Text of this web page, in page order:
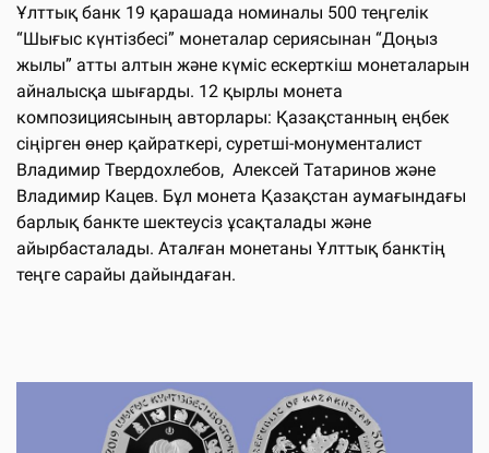
Ұлттық банк 19 қарашада номиналы 500 теңгелік
“Шығыс күнтізбесі” монеталар сериясынан “Доңыз
жылы” атты алтын және күміс ескерткіш монеталарын
айналысқа шығарды. 12 қырлы монета
композициясының авторлары: Қазақстанның еңбек
сіңірген өнер қайраткері, суретші-монументалист
Владимир Твердохлебов, Алексей Татаринов және
Владимир Кацев. Бұл монета Қазақстан аумағындағы
барлық банкте шектеусіз ұсақталады және
айырбасталады. Аталған монетаны Ұлттық банктің
теңге сарайы дайындаған.